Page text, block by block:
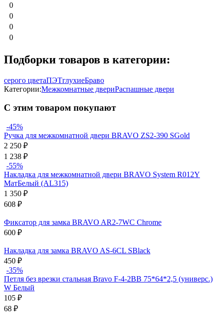
0
0
0
0
Подборки товаров в категории:
серого цветаПЭТглухиеБраво
Категории:Межкомнатные двериРаспашные двери
С этим товаром покупают
-45%
Ручка для межкомнатной двери BRAVO ZS2-390 SGold
2 250 ₽
1 238 ₽
-55%
Накладка для межкомнатной двери BRAVO System R012Y
МатБелый (AL315)
1 350 ₽
608 ₽
Фиксатор для замка BRAVO AR2-7WC Chrome
600 ₽
Накладка для замка BRAVO AS-6CL SBlack
450 ₽
-35%
Петля без врезки стальная Bravo F-4-2BB 75*64*2,5 (универс.)
W Белый
105 ₽
68 ₽